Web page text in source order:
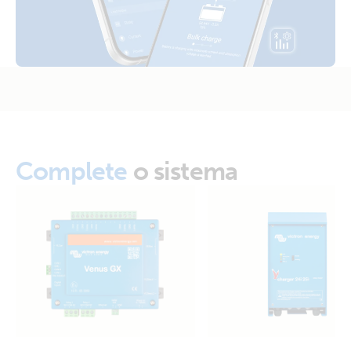
Complete o sistema